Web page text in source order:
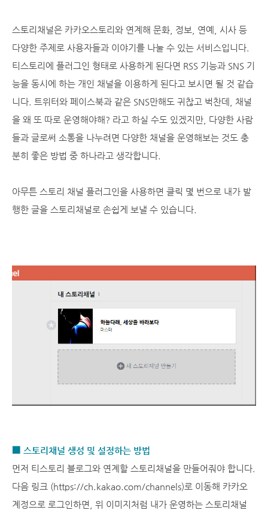
스토리채널은 카카오스토리와 연계해 문화, 정보, 연예, 시사 등
다양한 주제로 사용자들과 이야기를 나눌 수 있는 서비스입니다.
티스토리에 플러그인 형태로 사용하게 된다면 RSS 기능과 SNS 기
능을 동시에 하는 개인 채널을 이용하게 된다고 보시면 될 것 같습
니다. 트위터와 페이스북과 같은 SNS만해도 귀찮고 벅찬데, 채널
을 왜 또 따로 운영해야해? 라고 하실 수도 있겠지만, 다양한 사람
들과 글로써 소통을 나누려면 다양한 채널을 운영해보는 것도 충
분히 좋은 방법 중 하나라고 생각합니다.
아무튼 스토리 채널 플러그인을 사용하면 클릭 몇 번으로 내가 발
행한 글을 스토리채널로 손쉽게 보낼 수 있습니다.
■ 스토리채널 생성 및 설정하는 방법
먼저 티스토리 블로그와 연계할 스토리채널을 만들어줘야 합니다.
다음 링크 (https://ch.kakao.com/channels)로 이동해 카카오
계정으로 로그인하면, 위 이미지처럼 내가 운영하는 스토리채널